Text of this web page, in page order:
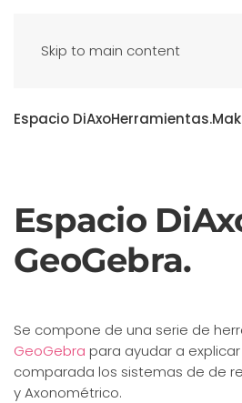
Skip to main content
Espacio DiAxoHerramientas.
Espacio
GeoGebra.
Se compone de una serie de
GeoGebra para ayudar a
comparada los sistemas de de
y Axonométrico.